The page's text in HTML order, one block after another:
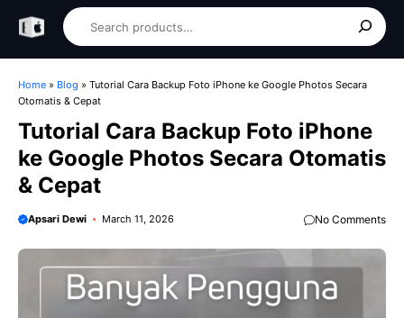
content
Home » Blog » Tutorial Cara Backup Foto iPhone ke Google Photos Secara
Otomatis & Cepat
Tutorial Cara Backup Foto iPhone
ke Google Photos Secara Otomatis
& Cepat
Apsari Dewi March 11, 2026 No Comments